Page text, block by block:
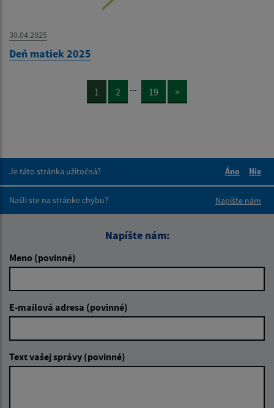
30.04.2025
Deň matiek 2025
1 2 ... 19 >
Je táto stránka užitočná?
Áno
Nie
Našli ste na stránke chybu?
Napíšte nám
Napíšte nám:
Meno (povinné)
E-mailová adresa (povinné)
Text vašej správy (povinné)